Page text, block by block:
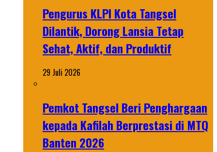
Pengurus KLPI Kota Tangsel
Dilantik, Dorong Lansia Tetap
Sehat, Aktif, dan Produktif
29 Juli 2026
Pemkot Tangsel Beri Penghargaan
kepada Kafilah Berprestasi di MTQ
Banten 2026